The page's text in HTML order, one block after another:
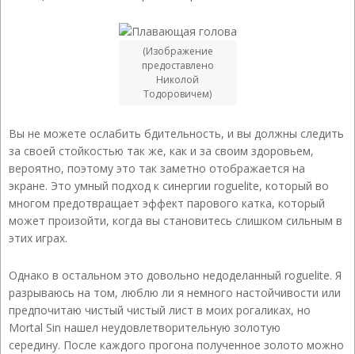
(Изображение
предоставлено
Николой
Тодоровичем)
Вы не можете ослабить бдительность, и вы должны следить
за своей стойкостью так же, как и за своим здоровьем,
вероятно, поэтому это так заметно отображается на
экране. Это умный подход к синергии roguelite, который во
многом предотвращает эффект парового катка, который
может произойти, когда вы становитесь слишком сильным в
этих играх.
Однако в остальном это довольно недоделанный roguelite. Я
разрываюсь на том, люблю ли я немного настойчивости или
предпочитаю чистый чистый лист в моих рогаликах, но
Mortal Sin нашел неудовлетворительную золотую
середину. После каждого прогона полученное золото можно